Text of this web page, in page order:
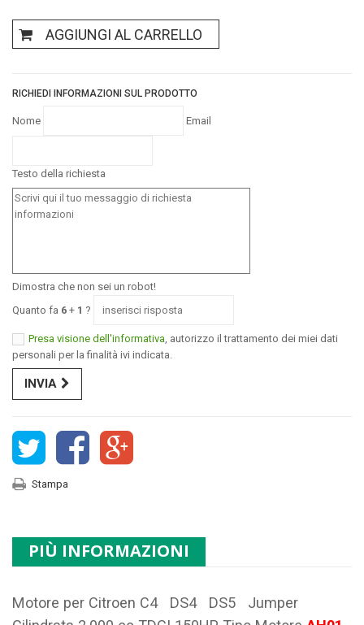
AGGIUNGI AL CARRELLO
RICHIEDI INFORMAZIONI SUL PRODOTTO
Nome Email
Testo della richiesta
Dimostra che non sei un robot!
Quanto fa 6 + 1 ?
Presa visione dell'informativa , autorizzo il trattamento dei miei dati
personali per la finalità ivi indicata.
INVIA
Stampa
PIÙ INFORMAZIONI
Motore per Citroen C4 DS4 DS5 Jumper